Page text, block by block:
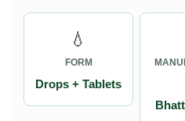
💧
FORM
Drops + Tablets